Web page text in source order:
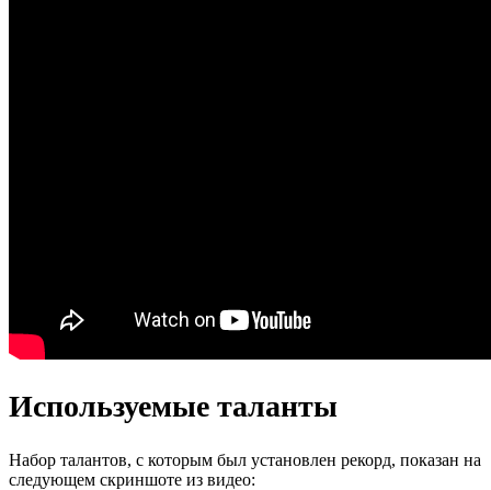
Используемые таланты
Набор талантов, с которым был установлен рекорд, показан на
следующем скриншоте из видео: